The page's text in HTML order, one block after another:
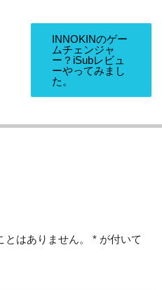
INNOKINのゲー
ムチェンジャ
ー？iSubレビュ
ーやってみまし
た。
はありません。 * が付いて